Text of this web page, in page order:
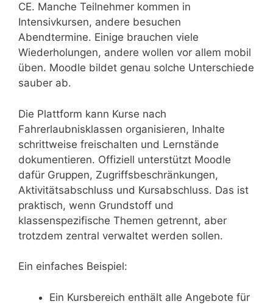
CE. Manche Teilnehmer kommen in
Intensivkursen, andere besuchen
Abendtermine. Einige brauchen viele
Wiederholungen, andere wollen vor allem mobil
üben. Moodle bildet genau solche Unterschiede
sauber ab.
Die Plattform kann Kurse nach
Fahrerlaubnisklassen organisieren, Inhalte
schrittweise freischalten und Lernstände
dokumentieren. Offiziell unterstützt Moodle
dafür Gruppen, Zugriffsbeschränkungen,
Aktivitätsabschluss und Kursabschluss. Das ist
praktisch, wenn Grundstoff und
klassenspezifische Themen getrennt, aber
trotzdem zentral verwaltet werden sollen.
Ein einfaches Beispiel:
Ein Kursbereich enthält alle Angebote für